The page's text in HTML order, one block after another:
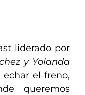
liderado por
y Yolanda
el freno,
queremos